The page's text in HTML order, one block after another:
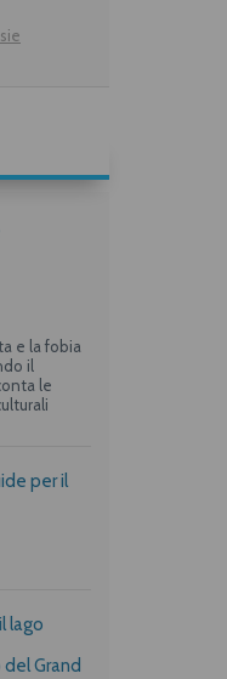
e la fobia
il
le
per il
lago
Grand